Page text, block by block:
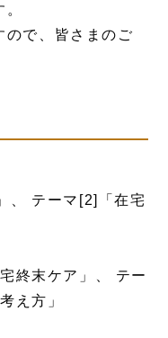
で、皆さまのご
、
テーマ[2]
「在宅
終末ケア」、 テー
え方」